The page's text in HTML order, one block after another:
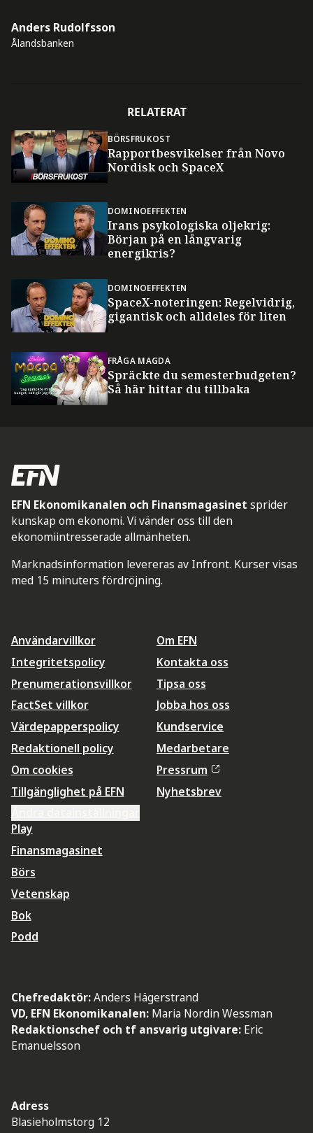
Anders Rudolfsson
Ålandsbanken
RELATERAT
BÖRSFRUKOST
Rapportbesvikelser från Novo
Nordisk och SpaceX
DOMINOEFFEKTEN
Irans psykologiska oljekrig:
Början på en långvarig
energikris?
DOMINOEFFEKTEN
SpaceX-noteringen: Regelvidrig,
gigantisk och alldeles för liten
FRÅGA MAGDA
Spräckte du semesterbudgeten?
Så här hittar du tillbaka
EFN Ekonomikanalen och Finansmagasinet sprider
kunskap om ekonomi. Vi vänder oss till den
ekonomiintresserade allmänheten.
Marknadsinformation levereras av Infront. Kurser visas
med 15 minuters fördröjning.
Användarvillkor
Integritetspolicy
Prenumerationsvillkor
FactSet villkor
Värdepapperspolicy
Redaktionell policy
Om cookies
Tillgänglighet på EFN
Om EFN
Kontakta oss
Tipsa oss
Jobba hos oss
Kundservice
Medarbetare
Pressrum
Nyhetsbrev
Play
Finansmagasinet
Börs
Vetenskap
Bok
Podd
Chefredaktör:Anders Hägerstrand
VD, EFN Ekonomikanalen: Maria Nordin Wessman
Redaktionschef och tf ansvarig utgivare: Eric
Emanuelsson
Adress
Blasieholmstorg 12